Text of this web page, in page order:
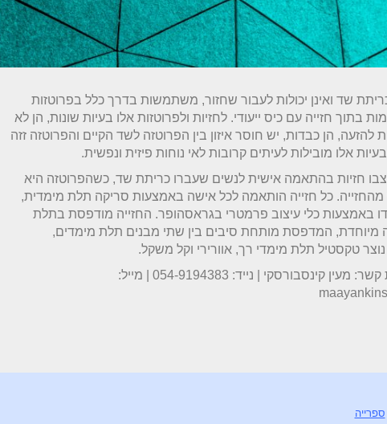
שד ואינן יכולות לעבור שחזור, משתמשות בדרך כלל בפרוטזות
בתוך חזייה עם כיס ייעודי. לחזיות ולפרוטזות אלו בעיות שונות, הן לא
להזעה, הן כבדות, יש חוסר איזון בין הפרוטזה לשד הקיים והפרוטזה זזה
אלו מובילות לעיתים קרובות לאי נוחות פיזית ונפשית.
חזיות בהתאמה אישית לנשים שעברו כריתת שד, כשהפרוטזה היא
מהחזייה. כל חזייה הותאמה לכל אישה באמצעות סריקה תלת מימדית,
באמצעות כלי עיצוב פרמטרי בגראסהופר. החזייה מודפסת בתלת
מיוחדת, המדפסת מותחת סיבים בין שתי מבנים תלת מימדים,
טקסטיל תלת מימדי רך, אוורירי וקל משקל.
פרטים ליצירת קשר: מעין קינסבורסקי | נייד: 054-9194383 | מייל:
ספרייה